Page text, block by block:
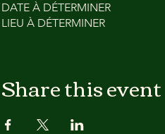
DATE À DÉTERMINER
LIEU À DÉTERMINER
Share this event